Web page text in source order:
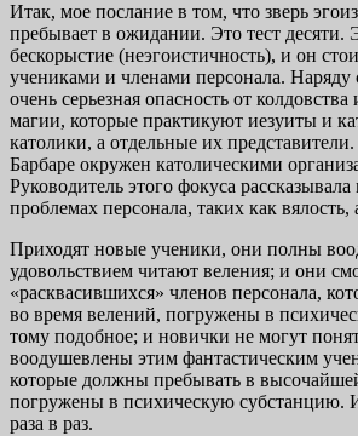
Итак, мое послание в том, что зверь
пребывает в ожидании. Это тест десяти.
бескорыстие (неэгоистичность), и он
учениками и членами персонала. Наряду
очень серьезная опасность от
магии, которые практикуют иезуиты и
католики, а отдельные их
Барбаре окружен католическими
Руководитель этого фокуса
проблемах персонала, таких как вялость,
Приходят новые ученики, они полны
удовольствием читают веления; и они
«расквасившихся» членов персонала,
во время велений, погружены в
тому подобное; и новички не могут
воодушевлены этим фантастическим
которые должны пребывать в
погружены в психическую субстанцию.
раза в раз.